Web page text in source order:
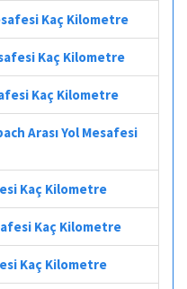
Kaç Kilometre
Kaç Kilometre
Kaç Kilometre
Arası Yol Mesafesi
Kaç Kilometre
Kaç Kilometre
Kaç Kilometre